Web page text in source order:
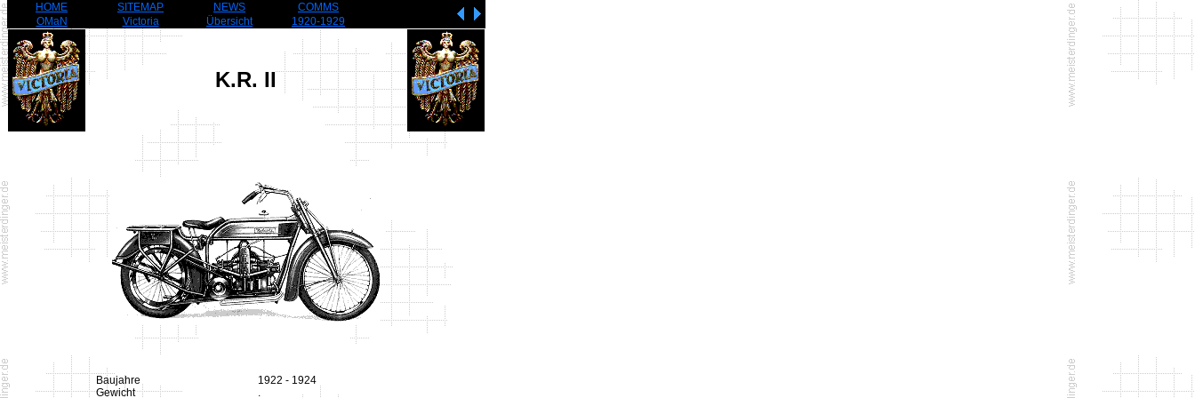
HOME SITEMAP NEWS
COMMS
OMaN
Victoria Übersicht 1920-1929
K.R. II
Baujahre
1922 - 1924
Gewicht
.